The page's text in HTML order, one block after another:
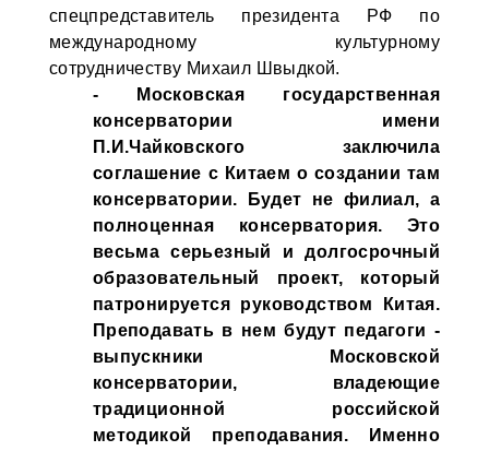
спецпредставитель президента РФ по
международному культурному
сотрудничеству Михаил Швыдкой.
- Московская государственная
консерватории имени
П.И.Чайковского заключила
соглашение с Китаем о создании там
консерватории. Будет не филиал, а
полноценная консерватория. Это
весьма серьезный и долгосрочный
образовательный проект, который
патронируется руководством Китая.
Преподавать в нем будут педагоги -
выпускники Московской
консерватории, владеющие
традиционной российской
методикой преподавания. Именно